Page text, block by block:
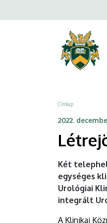
integrált
Urológiai
DEBRECENI
EGYETEM
a
Morzsa
Címlap
2022.
Két
egységes
Urológiai
integrált
A Klinikai